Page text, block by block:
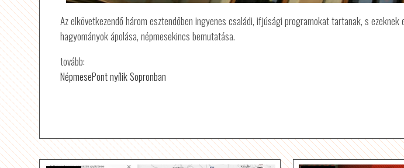
Az elkövetkezendő három esztendőben ingyenes családi, ifjúsági programokat tartanak, s
hagyományok ápolása, népmesekincs bemutatása.
tovább:
NépmesePont nyílik Sopronban